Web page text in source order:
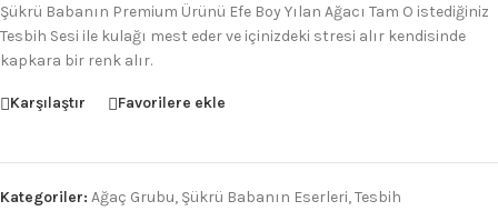
Şükrü Babanın Premium Ürünü Efe Boy Yılan Ağacı Tam O istediğiniz
Tesbih Sesi ile kulağı mest eder ve içinizdeki stresi alır kendisinde
kapkara bir renk alır.
Karşılaştır Favorilere ekle
Kategoriler: Ağaç Grubu, Şükrü Babanın Eserleri,Tesbih